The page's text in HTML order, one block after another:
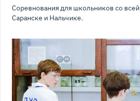
Соревнования для школьников со
Саранске и Нальчике.